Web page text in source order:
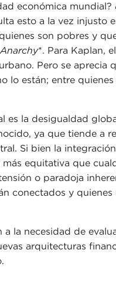
económica
esto a la vez injusto
son pobres y
*. Para Kaplan,
Pero se aprecia
están; entre
la desigualdad
ya que tiende a
Si bien la
equitativa que
o paradoja
conectados y
la necesidad de
arquitecturas